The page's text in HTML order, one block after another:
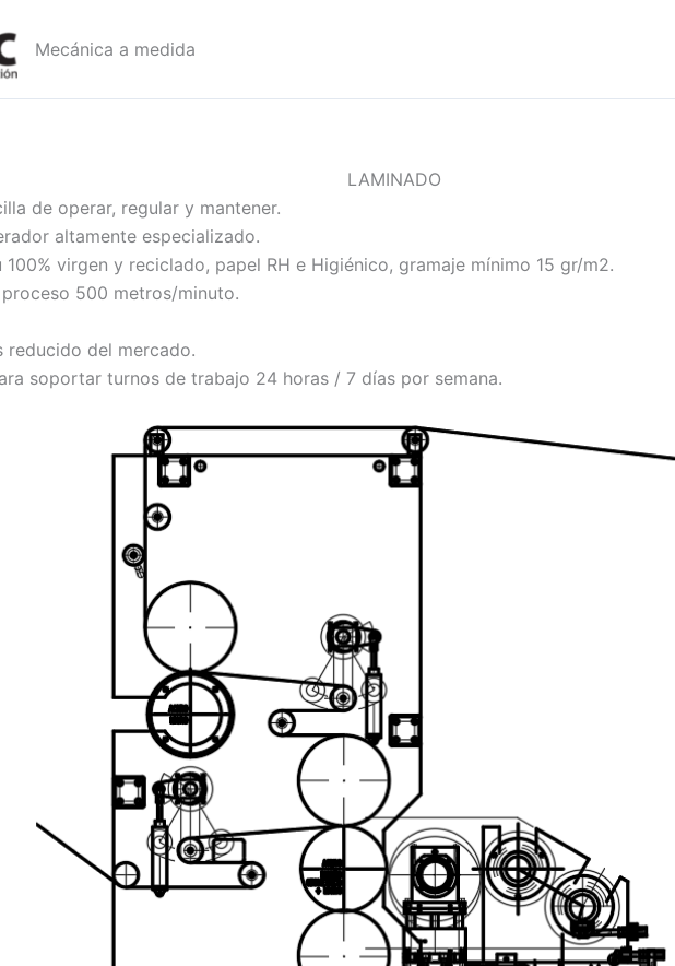
Mecánica a medida
LAMINADO
de operar, regular y mantener.
altamente especializado.
virgen y reciclado, papel RH e Higiénico, gramaje mínimo 15 gr/m2.
500 metros/minuto.
reducido del mercado.
soportar turnos de trabajo 24 horas / 7 días por semana.